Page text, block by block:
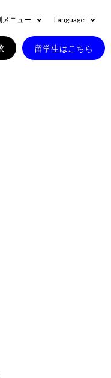
メニュー Language
留学生はこちら